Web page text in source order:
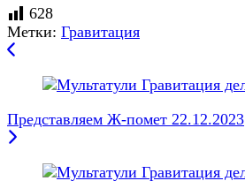
628
Метки: Гравитация
Навигация
записям
Представляем Ж-помет 22.12.2023